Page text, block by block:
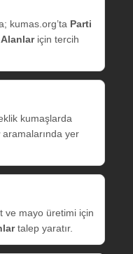
kumas.org’ta Parti
için tercih
kumaşlarda
aramalarında yer
ve mayo üretimi için
talep yaratır.